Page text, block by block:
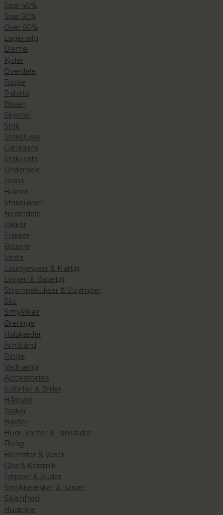
Spar 40%
Spar 50%
Over 60%
Lagersalg
Dame
Kjoler
Overdele
Toppe
T-shirts
Bluser
Skjorter
Strik
Strikbluser
Cardigans
Strikveste
Underdele
Jeans
Bukser
Strikbukser
Nederdele
Jakker
Frakker
Blazere
Veste
Loungewear & Nattøj
Lingeri & Badetøj
Strømpebukser & Strømper
Sko
Smykker
Øreringe
Halskæder
Armbånd
Ringe
Vedhæng
Accessories
Solbriller & Briller
Hårpynt
Tasker
Bælter
Huer, Vanter & Tørklæder
Bolig
Blomster & Vaser
Glas & Keramik
Tæpper & Puder
Smykkeæsker & Kasser
Skønhed
Hudpleje